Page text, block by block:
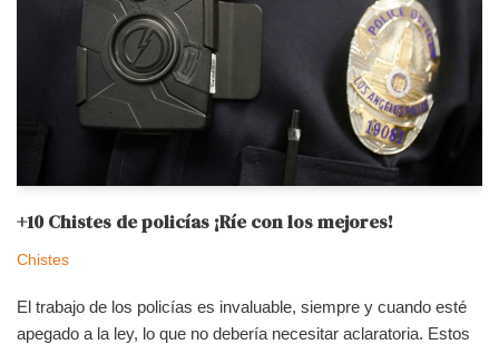
+10 Chistes de policías ¡Ríe con los mejores!
Chistes
El trabajo de los policías es invaluable, siempre y cuando esté
apegado a la ley, lo que no debería necesitar aclaratoria. Estos